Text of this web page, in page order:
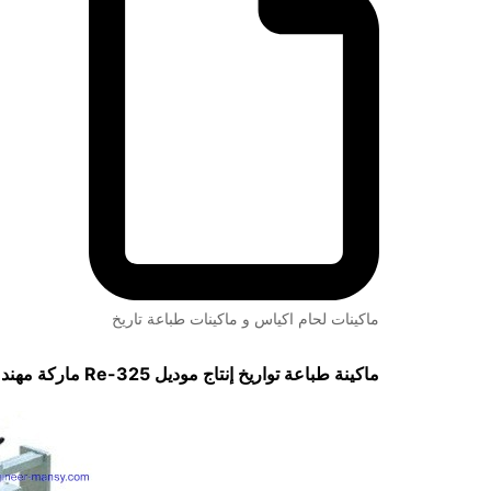
ماكينات لحام اكياس و ماكينات طباعة تاريخ
ماكينة طباعة تواريخ إنتاج موديل 325-Re ماركة